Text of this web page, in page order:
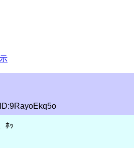
ID:9RayoEkq5o
ﾎｯ